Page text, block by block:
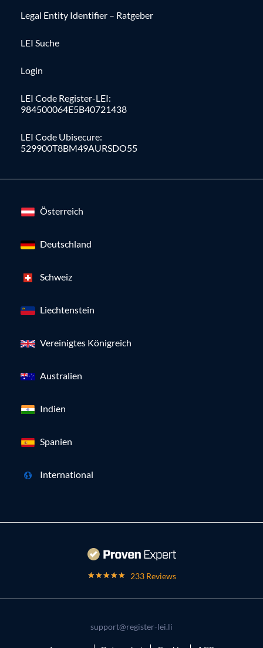
Legal Entity Identifier – Ratgeber
LEI Suche
Login
LEI Code Register-LEI:
984500064E5B40721438
LEI Code Ubisecure:
529900T8BM49AURSDO55
Österreich
Deutschland
Schweiz
Liechtenstein
Vereinigtes Königreich
Australien
Indien
Spanien
International
233 Reviews
support@register-lei.li